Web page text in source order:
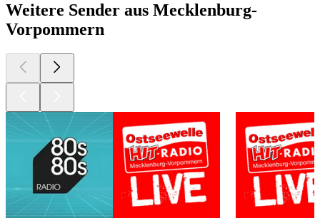
Weitere Sender aus Mecklenburg-
Vorpommern